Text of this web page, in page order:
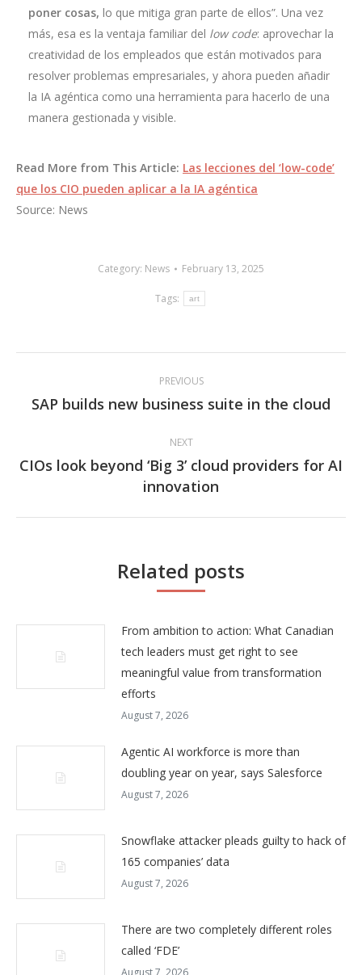
poner cosas, lo que mitiga gran parte de ellos”. Una vez
más, esa es la ventaja familiar del low code: aprovechar la
creatividad de los empleados que están motivados para
resolver problemas empresariales, y ahora pueden añadir
la IA agéntica como una herramienta para hacerlo de una
manera gestionada y visible.
Read More from This Article: Las lecciones del ‘low-code’
que los CIO pueden aplicar a la IA agéntica
Source: News
Category: News February 13, 2025
Tags: art
navigation
PREVIOUS
Previous
SAP builds new business suite in the cloud
NEXT
Next
post:
CIOs look beyond ‘Big 3’ cloud providers for AI
innovation
Related posts
From ambition to action: What Canadian
tech leaders must get right to see
meaningful value from transformation
efforts
August 7, 2026
Agentic AI workforce is more than
doubling year on year, says Salesforce
August 7, 2026
Snowflake attacker pleads guilty to hack of
165 companies’ data
August 7, 2026
There are two completely different roles
called ‘FDE’
August 7, 2026